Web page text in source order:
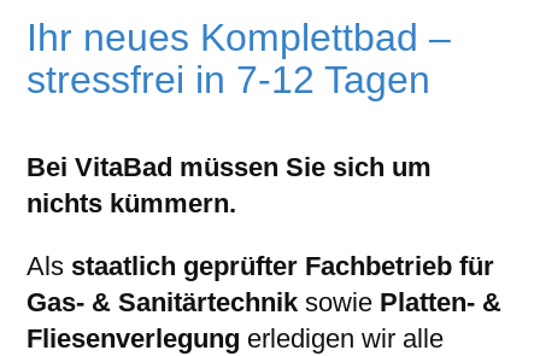
Ihr neues Komplettbad –
stressfrei in 7-12 Tagen
Bei VitaBad müssen Sie sich um
nichts kümmern.
Als staatlich geprüfter Fachbetrieb für
Gas- & Sanitärtechniksowie Platten- &
Fliesen­verlegung erledigen wir alle